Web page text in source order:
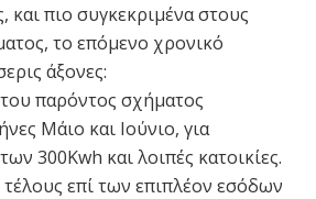
και πιο συγκεκριμένα στους
το επόμενο χρονικό
άξονες:
παρόντος σχήματος
Μάιο και Ιούνιο, για
300Kwh και λοιπές κατοικίες.
επί των επιπλέον εσόδων